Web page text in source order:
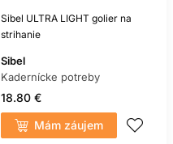
Sibel ULTRA LIGHT golier na
strihanie
Sibel
Kadernícke potreby
18.80 €
Mám záujem